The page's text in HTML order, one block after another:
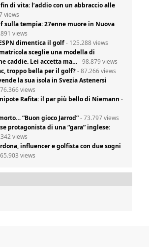
di vita: l’addio con un abbraccio alle
views
sulla tempia: 27enne muore in Nuova
views
dimentica il golf- 125.288 views
sceglie una modella di
caddie. Lei accetta ma…- 98.879 views
troppo bella per il golf?- 87.266 views
la sua isola in Svezia Astenersi
views
Rafita: il par più bello di Niemann -
“Buon gioco Jarrod”- 73.797 views
protagonista di una “gara” inglese:
views
influencer e golfista con due sogni
views